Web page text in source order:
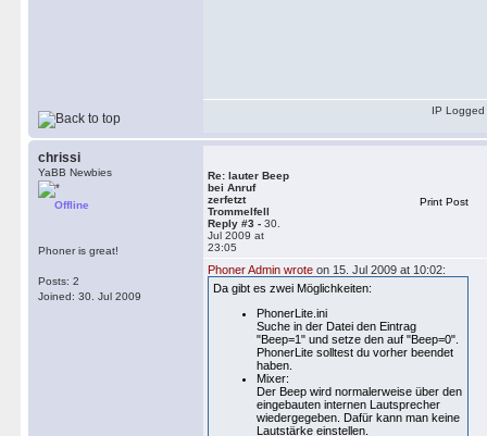
IP Logged
chrissi
YaBB Newbies
Offline
Phoner is great!
Posts: 2
Joined: 30. Jul 2009
Re: lauter Beep
bei Anruf
zerfetzt
Trommelfell
Reply #3 - 30.
Jul 2009 at
23:05
Print Post
Phoner Admin wrote on 15. Jul 2009 at 10:02:
Da gibt es zwei Möglichkeiten:
PhonerLite.ini
Suche in der Datei den Eintrag
"Beep=1" und setze den auf "Beep=0".
PhonerLite solltest du vorher beendet
haben.
Mixer:
Der Beep wird normalerweise über den
eingebauten internen Lautsprecher
wiedergegeben. Dafür kann man keine
Lautstärke einstellen.